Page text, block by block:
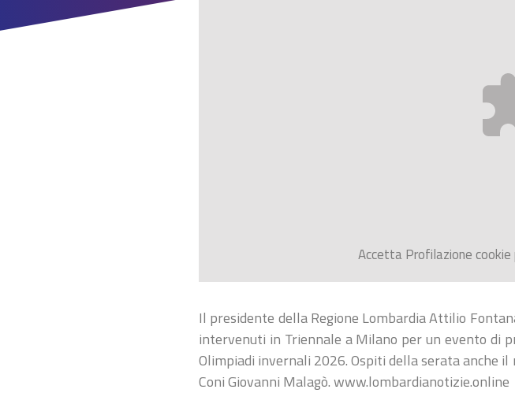
AccettaProfilazione
Il presidente della Regione Lombardia Attilio
intervenuti in Triennale a Milano per un evento di
Olimpiadi invernali 2026. Ospiti della serata anche
Coni Giovanni Malagò. www.lombardianotizie.online